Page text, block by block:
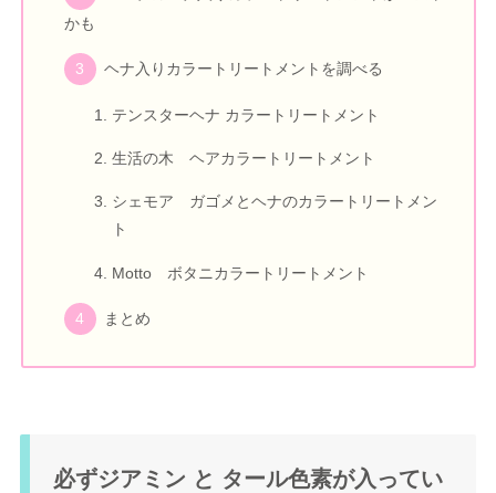
かも
ヘナ入りカラートリートメントを調べる
テンスターヘナ カラートリートメント
生活の木 ヘアカラートリートメント
シェモア ガゴメとヘナのカラートリートメン
ト
Motto ボタニカラートリートメント
まとめ
必ずジアミン と タール色素が入ってい